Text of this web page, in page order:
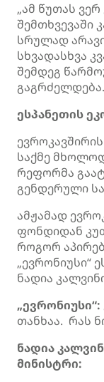
„ამ წუთას
შემთხვევაში
სრულად
სხვადასხვა
შემდეგ
ესპანეთის
საქმე
რეფორმა
გენდერული
ამჟამად
ფონდიდან
როგორ
„ევრონიუსი“
ნადია
„ევრონიუსი“:
თანხაა. რას
ნადია
მინისტრი: